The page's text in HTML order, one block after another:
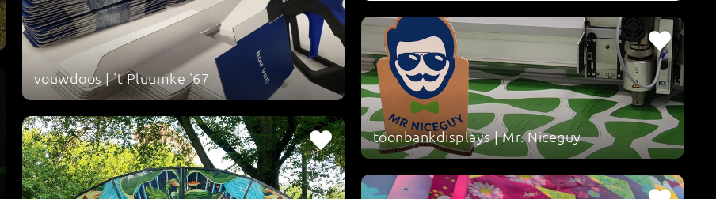
vouwdoos | 't Pluumke '67
toonbankdisplays | Mr. Niceguy